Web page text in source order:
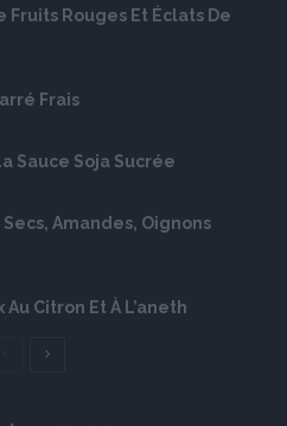
Fruits Rouges Et Éclats De
Frais
Sauce Soja Sucrée
Secs, Amandes, Oignons
Citron Et À L’aneth
Page